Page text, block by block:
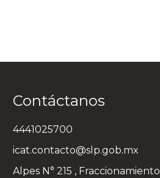
Contáctanos
4441025700
icat.contacto@slp.gob.mx
Alpes N° 215 , Fraccionamiento